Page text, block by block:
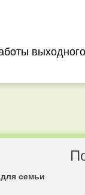
семьи